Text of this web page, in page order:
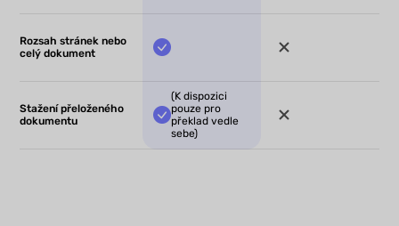
Rozsah stránek nebo
celý dokument
Stažení přeloženého
dokumentu
(K dispozici
pouze pro
překlad vedle
sebe)